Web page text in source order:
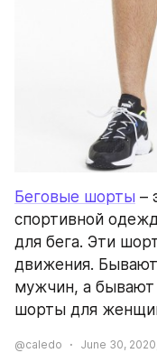
Беговые шорты –
спортивной
для бега. Эти
движения.
мужчин, а
шорты для
@caledo June 30,